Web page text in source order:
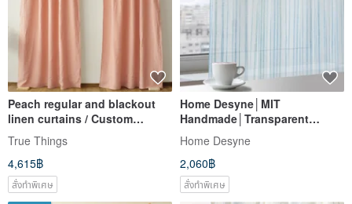
Peach regular and blackout
linen curtains / Custom
curtains / 2 panels
True Things
4,615฿
สั่งทำพิเศษ
Home Desyne│MIT
Handmade│Transparent
Window Screens and
Curtains│Fruital
Lines│Webbing
Home Desyne
2,060฿
สั่งทำพิเศษ